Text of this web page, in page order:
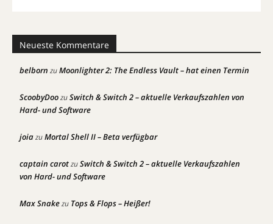
Neueste Kommentare
belborn zuMoonlighter 2: The Endless Vault – hat einen Termin
ScoobyDoozuSwitch & Switch 2 – aktuelle Verkaufszahlen von
Hard- und Software
joiazuMortal Shell II – Beta verfügbar
captain carotzuSwitch & Switch 2 – aktuelle Verkaufszahlen
von Hard- und Software
Max Snakezu Tops & Flops – Heißer!